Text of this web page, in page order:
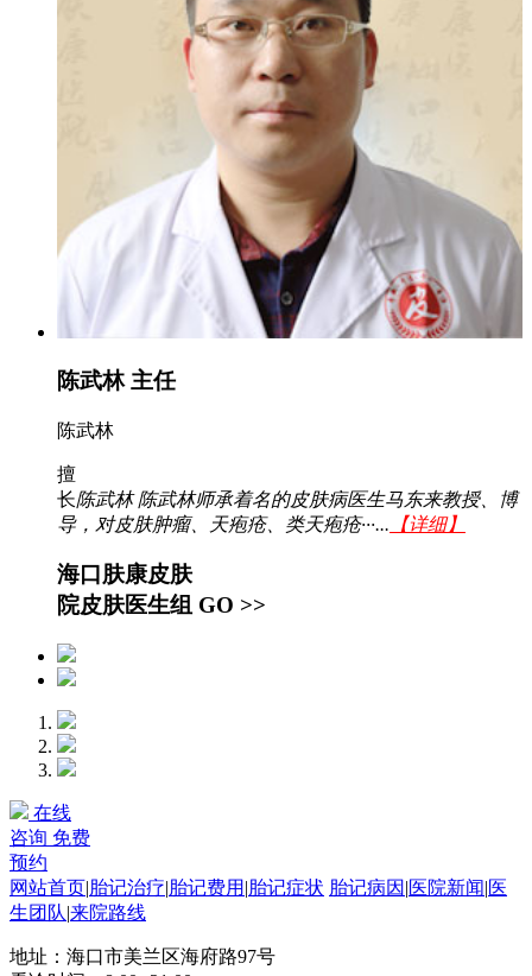
陈武林 主任
陈武林
擅
长陈武林 陈武林师承着名的皮肤病医生马东来教授、博
导，对皮肤肿瘤、天疱疮、类天疱疮···... 【详细】
海口肤康皮肤
院皮肤医生组 GO >>
在线
咨询 免费
预约
网站首页|胎记治疗|胎记费用 |胎记症状 胎记病因 |医院新闻|医
生团队|来院路线
地址：海口市美兰区海府路97号